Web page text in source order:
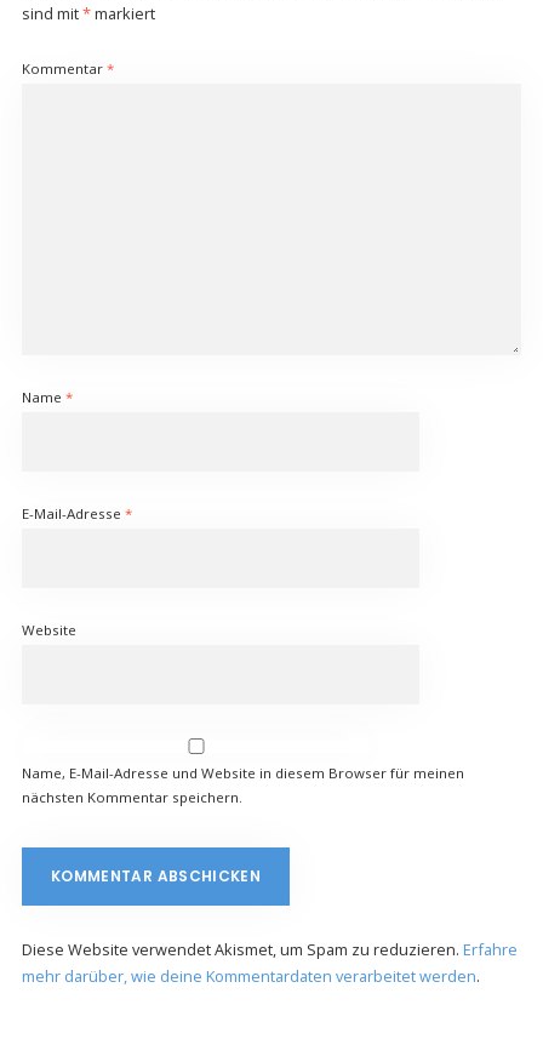
sind mit*markiert
Kommentar *
Name *
E-Mail-Adresse *
Website
Name, E-Mail-Adresse und Website in diesem Browser für meinen
nächsten Kommentar speichern.
Diese Website verwendet Akismet, um Spam zu reduzieren. Erfahre
mehr darüber, wie deine Kommentardaten verarbeitet werden.